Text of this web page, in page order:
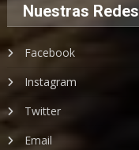
Nuestras Redes
Facebook
Instagram
Twitter
Email